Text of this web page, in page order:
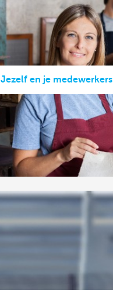
Jezelf en je medewerkers